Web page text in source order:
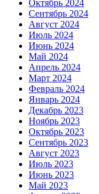
Октябрь 2024
Сентябрь 2024
Август 2024
Июль 2024
Июнь 2024
Май 2024
Апрель 2024
Март 2024
Февраль 2024
Январь 2024
Декабрь 2023
Ноябрь 2023
Октябрь 2023
Сентябрь 2023
Август 2023
Июль 2023
Июнь 2023
Май 2023